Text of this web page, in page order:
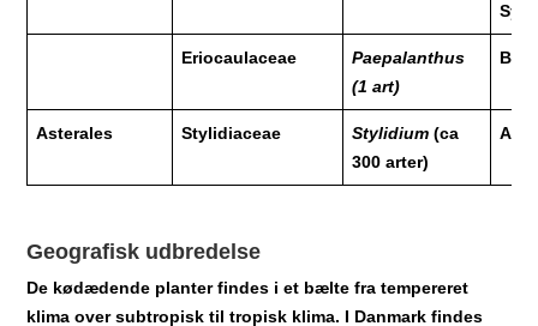
Eriocaulaceae
Paepalanthus
(1 art)
Asterales Stylidiaceae Stylidium (ca
300 arter)
Geografisk udbredelse
De kødædende planter findes i et bælte fra tempereret
klima over subtropisk til tropisk klima. I Danmark findes